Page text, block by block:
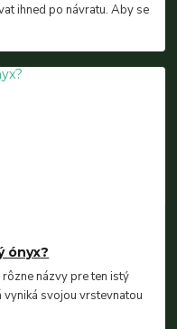
ihned po návratu. Aby se
ónyx?
názvy pre ten istý
vyniká svojou vrstevnatou